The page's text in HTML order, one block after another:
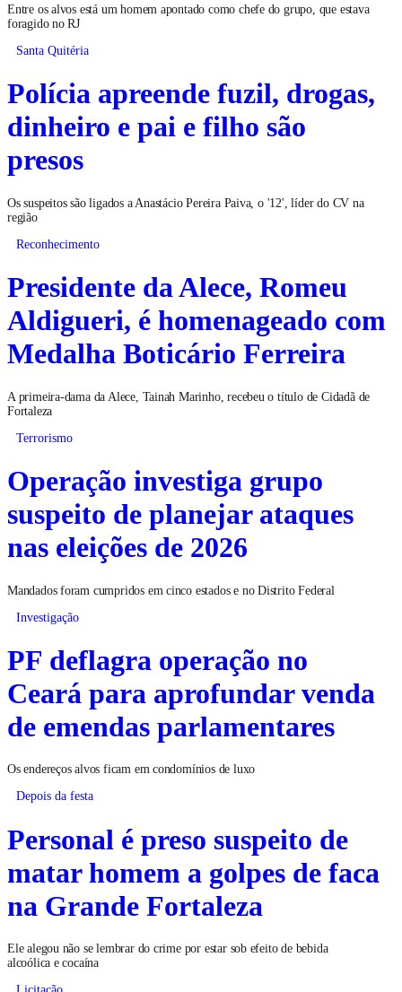
Entre os alvos está um homem apontado como chefe do grupo, que estava
foragido no RJ
Santa Quitéria
Polícia apreende fuzil, drogas,
dinheiro e pai e filho são
presos
Os suspeitos são ligados a Anastácio Pereira Paiva, o '12', líder do CV na
região
Reconhecimento
Presidente da Alece, Romeu
Aldigueri, é homenageado com
Medalha Boticário Ferreira
A primeira-dama da Alece, Tainah Marinho, recebeu o título de Cidadã de
Fortaleza
Terrorismo
Operação investiga grupo
suspeito de planejar ataques
nas eleições de 2026
Mandados foram cumpridos em cinco estados e no Distrito Federal
Investigação
PF deflagra operação no
Ceará para aprofundar venda
de emendas parlamentares
Os endereços alvos ficam em condomínios de luxo
Depois da festa
Personal é preso suspeito de
matar homem a golpes de faca
na Grande Fortaleza
Ele alegou não se lembrar do crime por estar sob efeito de bebida
alcoólica e cocaína
Licitação